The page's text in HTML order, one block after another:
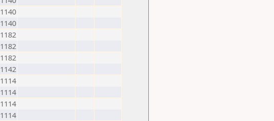
1140
1140
1182
1182
1182
1142
1114
1114
1114
1114